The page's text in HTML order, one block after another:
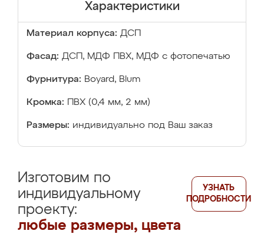
Характеристики
Материал корпуса: ДСП
Фасад: ДСП, МДФ ПВХ, МДФ с фотопечатью
Фурнитура: Boyard, Blum
Кромка: ПВХ (0,4 мм, 2 мм)
Размеры: индивидуально под Ваш заказ
Изготовим по
индивидуальному
проекту:
любые размеры, цвета
УЗНАТЬ
ПОДРОБНОСТИ